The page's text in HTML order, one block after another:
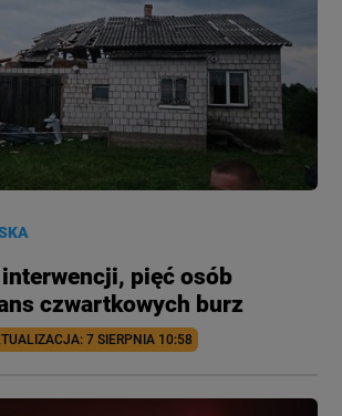
interwencji, pięć osób
czwartkowych burz
7 SIERPNIA 10:58